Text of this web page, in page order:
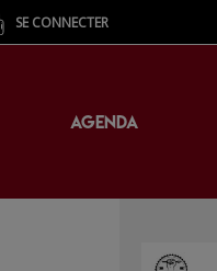
SE CONNECTER
AGENDA